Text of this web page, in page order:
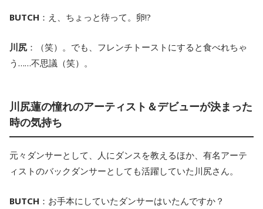
BUTCH ：え、ちょっと待って。卵!?
川尻：（笑）。でも、フレンチトーストにすると食べれちゃ
う……不思議（笑）。
川尻蓮の憧れのアーティスト＆デビューが決まった
時の気持ち
元々ダンサーとして、人にダンスを教えるほか、有名アーテ
ィストのバックダンサーとしても活躍していた川尻さん。
BUTCH ：お手本にしていたダンサーはいたんですか？